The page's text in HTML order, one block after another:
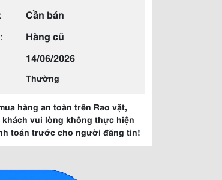
Cần bán
Hàng cũ
14/06/2026
Thường
hàng an toàn trên Rao vặt,
khách vui lòng không thực hiện
toán trước cho người đăng tin!